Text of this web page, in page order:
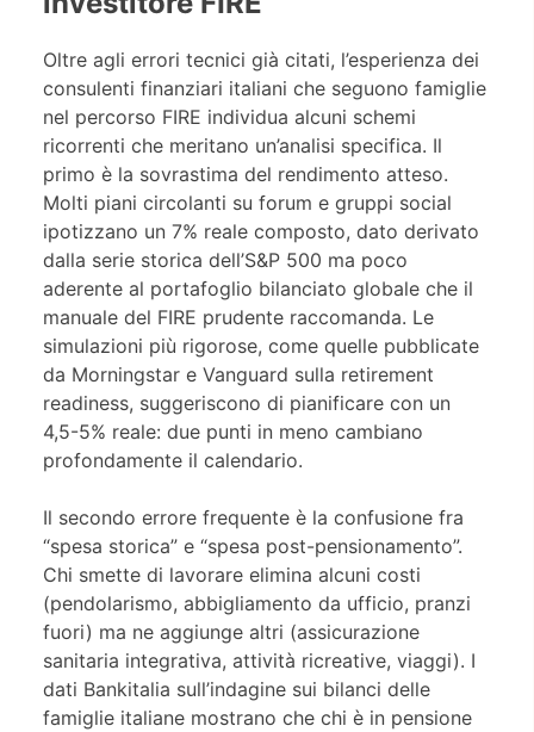
Oltre agli errori tecnici già citati, l’esperienza dei
consulenti finanziari italiani che seguono famiglie
nel percorso FIRE individua alcuni schemi
ricorrenti che meritano un’analisi specifica. Il
primo è la sovrastima del rendimento atteso.
Molti piani circolanti su forum e gruppi social
ipotizzano un 7% reale composto, dato derivato
dalla serie storica dell’S&P 500 ma poco
aderente al portafoglio bilanciato globale che il
manuale del FIRE prudente raccomanda. Le
simulazioni più rigorose, come quelle pubblicate
da Morningstar e Vanguard sulla retirement
readiness, suggeriscono di pianificare con un
4,5-5% reale: due punti in meno cambiano
profondamente il calendario.
Il secondo errore frequente è la confusione fra
“spesa storica” e “spesa post-pensionamento”.
Chi smette di lavorare elimina alcuni costi
(pendolarismo, abbigliamento da ufficio, pranzi
fuori) ma ne aggiunge altri (assicurazione
sanitaria integrativa, attività ricreative, viaggi). I
dati Bankitalia sull’indagine sui bilanci delle
famiglie italiane mostrano che chi è in pensione